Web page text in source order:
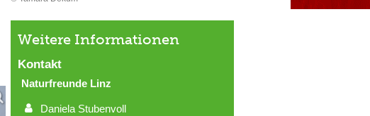
Weitere Informationen
Kontakt
Naturfreunde Linz
Daniela Stubenvoll